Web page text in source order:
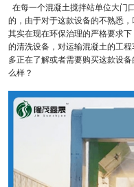
在每一个混凝土搅拌站单位大门
的，由于对于这款设备的不熟悉
其实在现在环保治理的严格要求
的清洗设备，对运输混凝土的工
多正在了解或者需要购买这款设
么样？